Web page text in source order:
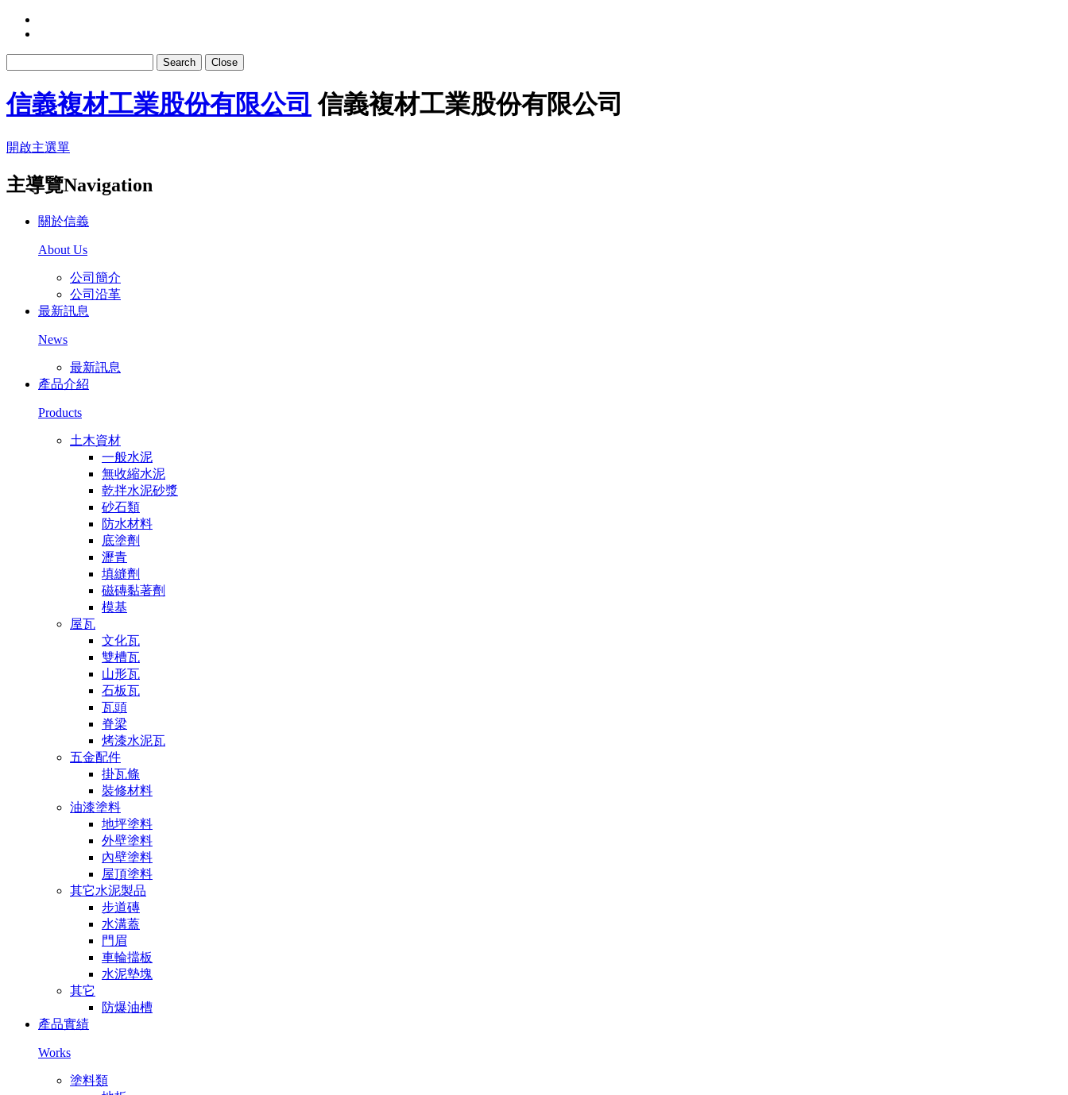
Search Close
信義複材工業股份有限公司 信義複材工業股份有限公司
開啟主選單
主導覽Navigation
關於信義
About Us
公司簡介
公司沿革
最新訊息
News
最新訊息
產品介紹
Products
土木資材
一般水泥
無收縮水泥
乾拌水泥砂漿
砂石類
防水材料
底塗劑
瀝青
填縫劑
磁磚黏著劑
模基
屋瓦
文化瓦
雙槽瓦
山形瓦
石板瓦
瓦頭
脊梁
烤漆水泥瓦
五金配件
掛瓦條
裝修材料
油漆塗料
地坪塗料
外壁塗料
內壁塗料
屋頂塗料
其它水泥製品
步道磚
水溝蓋
門眉
車輪擋板
水泥墊塊
其它
防爆油槽
產品實績
Works
塗料類